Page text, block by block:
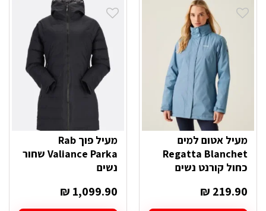
סוגים.
לבחור
האפשרויות
בעמוד
המוצר
סוגים.
לבחור
את
האפשרויות
בעמוד
המוצר
מעיל אטום למים
Regatta Blanchet
כחול קורנט נשים
₪ 219.90
מעיל פוך Rab
Valiance Parka שחור
נשים
₪ 1,099.90